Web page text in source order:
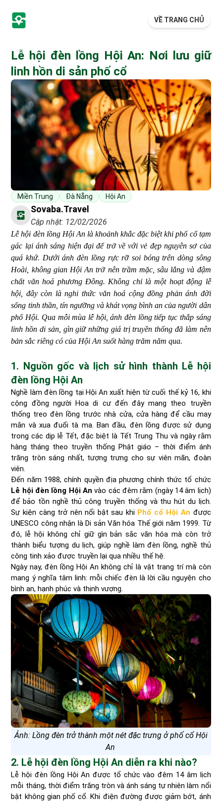
VỀ TRANG CHỦ
Lễ hội đèn lồng Hội An: Nơi lưu giữ
linh hồn di sản phố cổ
Miền Trung Đà Nẵng Hội An
Sovaba.travel
Cập nhật: 12/02/2026
Lễ hội đèn lồng Hội An là khoảnh khắc đặc biệt khi phố cổ tạm
gác lại ánh sáng hiện đại để trở về với vẻ đẹp nguyên sơ của
quá khứ. Dưới ánh đèn lồng rực rỡ soi bóng trên dòng sông
Hoài, không gian Hội An trở nên trầm mặc, sâu lắng và đậm
chất văn hoá phương Đông. Không chỉ là một hoạt động lễ
hội, đây còn là nghi thức văn hoá cộng đồng phản ánh đời
sống tinh thần, tín ngưỡng và khát vọng bình an của người dân
phố Hội. Qua mỗi mùa lễ hội, ánh đèn lồng tiếp tục thắp sáng
linh hồn di sản, gìn giữ những giá trị truyền thống đã làm nên
bản sắc riêng có của Hội An suốt hàng trăm năm qua.
1. Nguồn gốc và lịch sử hình thành Lễ hội
đèn lồng Hội An
Nghề làm đèn lồng tại Hội An xuất hiện từ cuối thế kỷ 16, khi
cộng đồng người Hoa di cư đến đây mang theo truyền
thống treo đèn lồng trước nhà cửa, cửa hàng để cầu may
mắn và xua đuổi tà ma. Ban đầu, đèn lồng được sử dụng
trong các dịp lễ Tết, đặc biệt là Tết Trung Thu và ngày rằm
hàng tháng theo truyền thống Phật giáo – thời điểm ánh
trăng tròn sáng nhất, tượng trưng cho sự viên mãn, đoàn
viên.
Đến năm 1988, chính quyền địa phương chính thức tổ chức
Lễ hội đèn lồng Hội An vào các đêm rằm (ngày 14 âm lịch)
để bảo tồn nghề thủ công truyền thống và thu hút du lịch.
Sự kiện càng trở nên nổi bật sau khi Phố cổ Hội An được
UNESCO công nhận là Di sản Văn hóa Thế giới năm 1999. Từ
đó, lễ hội không chỉ giữ gìn bản sắc văn hóa mà còn trở
thành biểu tượng du lịch, giúp nghề làm đèn lồng, nghề thủ
công tinh xảo được truyền lại qua nhiều thế hệ.
Ngày nay, đèn lồng Hội An không chỉ là vật trang trí mà còn
mang ý nghĩa tâm linh: mỗi chiếc đèn là lời cầu nguyện cho
bình an, hạnh phúc và thịnh vượng.
Ảnh: Lồng đèn trở thành một nét đặc trưng ở phố cổ Hội
An
2. Lễ hội đèn lồng Hội An diễn ra khi nào?
Lễ hội đèn lồng Hội An được tổ chức vào đêm 14 âm lịch
mỗi tháng, thời điểm trăng tròn và ánh sáng tự nhiên làm nổi
bật không gian phố cổ. Khi điện đường được giảm bớt, ánh